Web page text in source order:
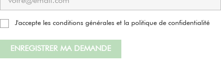
J'accepte les conditions générales et la politique de confidentialité
ENREGISTRER MA DEMANDE